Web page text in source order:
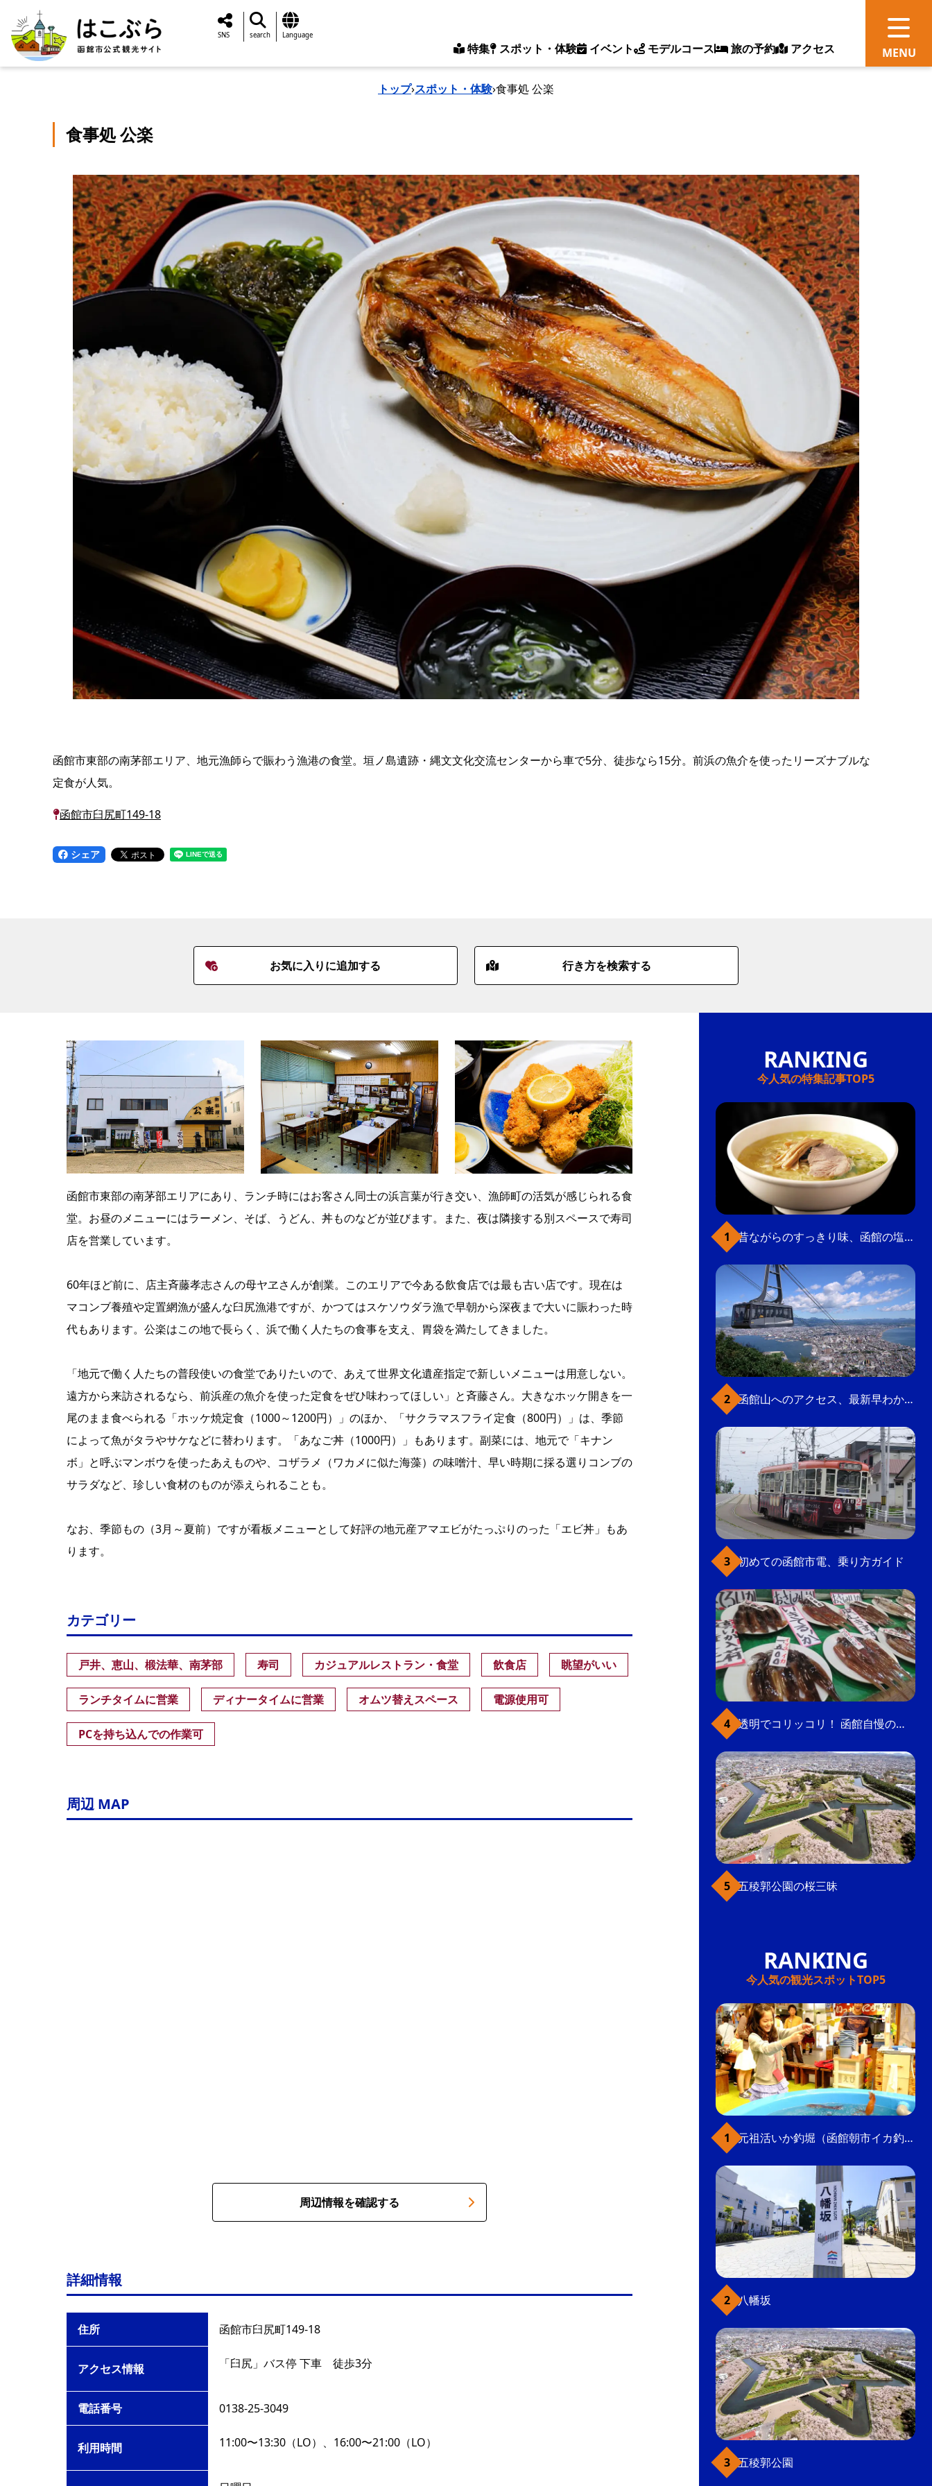
特集 スポット・体験 イベント モデルコース 旅の予約 アクセス
SNS search Language
トップ›スポット・体験›食事処 公楽
食事処 公楽
函館市東部の南茅部エリア、地元漁師らで賑わう漁港の食堂。垣ノ島遺跡・縄文文化交流センターから車で5分、徒歩なら15分。前浜の魚介を使ったリーズナブルな
定食が人気。
函館市臼尻町149-18
シェア
お気に入りに追加する 行き方を検索する
函館市東部の南茅部エリアにあり、ランチ時にはお客さん同士の浜言葉が行き交い、漁師町の活気が感じられる食
堂。お昼のメニューにはラーメン、そば、うどん、丼ものなどが並びます。また、夜は隣接する別スペースで寿司
店を営業しています。
60年ほど前に、店主斉藤孝志さんの母ヤヱさんが創業。このエリアで今ある飲食店では最も古い店です。現在は
マコンブ養殖や定置網漁が盛んな臼尻漁港ですが、かつてはスケソウダラ漁で早朝から深夜まで大いに賑わった時
代もあります。公楽はこの地で長らく、浜で働く人たちの食事を支え、胃袋を満たしてきました。
「地元で働く人たちの普段使いの食堂でありたいので、あえて世界文化遺産指定で新しいメニューは用意しない。
遠方から来訪されるなら、前浜産の魚介を使った定食をぜひ味わってほしい」と斉藤さん。大きなホッケ開きを一
尾のまま食べられる「ホッケ焼定食（1000～1200円）」のほか、「サクラマスフライ定食（800円）」は、季節
によって魚がタラやサケなどに替わります。「あなご丼（1000円）」もあります。副菜には、地元で「キナン
ボ」と呼ぶマンボウを使ったあえものや、コザラメ（ワカメに似た海藻）の味噌汁、早い時期に採る選りコンブの
サラダなど、珍しい食材のものが添えられることも。
なお、季節もの（3月～夏前）ですが看板メニューとして好評の地元産アマエビがたっぷりのった「エビ丼」もあ
ります。
カテゴリー
戸井、恵山、椴法華、南茅部 寿司 カジュアルレストラン・食堂 飲食店 眺望がいい
ランチタイムに営業 ディナータイムに営業 オムツ替えスペース 電源使用可
PCを持ち込んでの作業可
周辺 MAP
周辺情報を確認する
詳細情報
住所 函館市臼尻町149-18
アクセス情報 「臼尻」バス停 下車 徒歩3分
電話番号 0138-25-3049
利用時間 11:00〜13:30（LO）、16:00〜21:00（LO）
今人気の特集記事TOP5
昔ながらのすっきり味、函館の塩ラーメン
函館山へのアクセス、最新早わかりガイド
初めての函館市電、乗り方ガイド
透明でコリッコリ！ 函館自慢のいかをどうぞ
五稜郭公園の桜三昧
今人気の観光スポットTOP5
元祖活いか釣堀（函館朝市イカ釣り体験）
八幡坂
五稜郭公園